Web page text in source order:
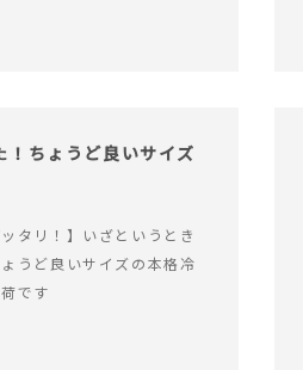
！ちょうど良いサイズ
ッタリ！】いざというとき
うど良いサイズの本格冷
です